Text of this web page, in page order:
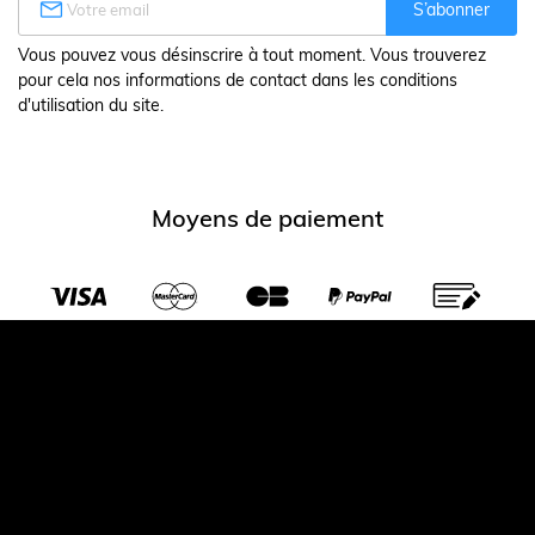
 S’abonner
Vous pouvez vous désinscrire à tout moment. Vous trouverez
pour cela nos informations de contact dans les conditions
d'utilisation du site.
Moyens de paiement